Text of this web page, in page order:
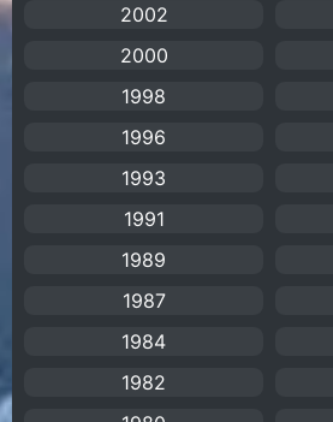
2002
2000
1998
1996
1993
1991
1989
1987
1984
1982